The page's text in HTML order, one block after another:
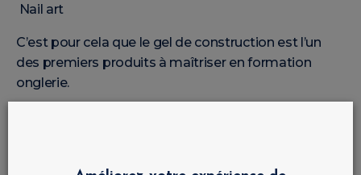
Nail art
C’est pour cela que le gel de construction est l’un
des premiers produits à maîtriser en formation
onglerie.